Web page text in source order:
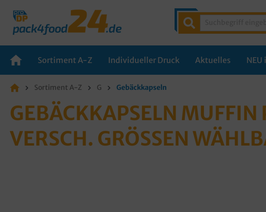
Sortiment A-Z Individueller Druck Aktuelles NEU
Sortiment A-Z G Gebäckkapseln
GEBÄCKKAPSELN MUFFIN
ERSCH. GRÖSSEN